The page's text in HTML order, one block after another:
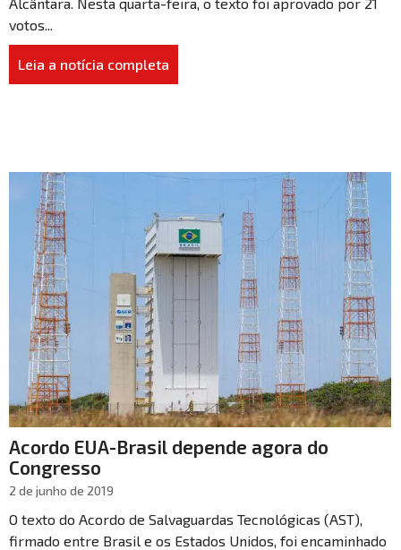
votos...
Leia a notícia completa
Acordo EUA-Brasil depende agora do
Congresso
2 de junho de 2019
O texto do Acordo de Salvaguardas Tecnológicas (AST),
firmado entre Brasil e os Estados Unidos, foi encaminhado